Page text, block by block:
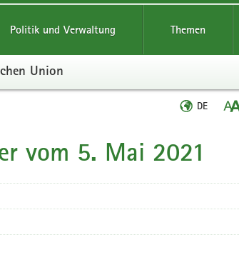
Politik und Verwaltung Themen
Union
DESprache
vom 5. Mai 2021